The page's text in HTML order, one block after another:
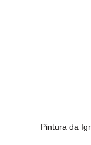
Pintura da